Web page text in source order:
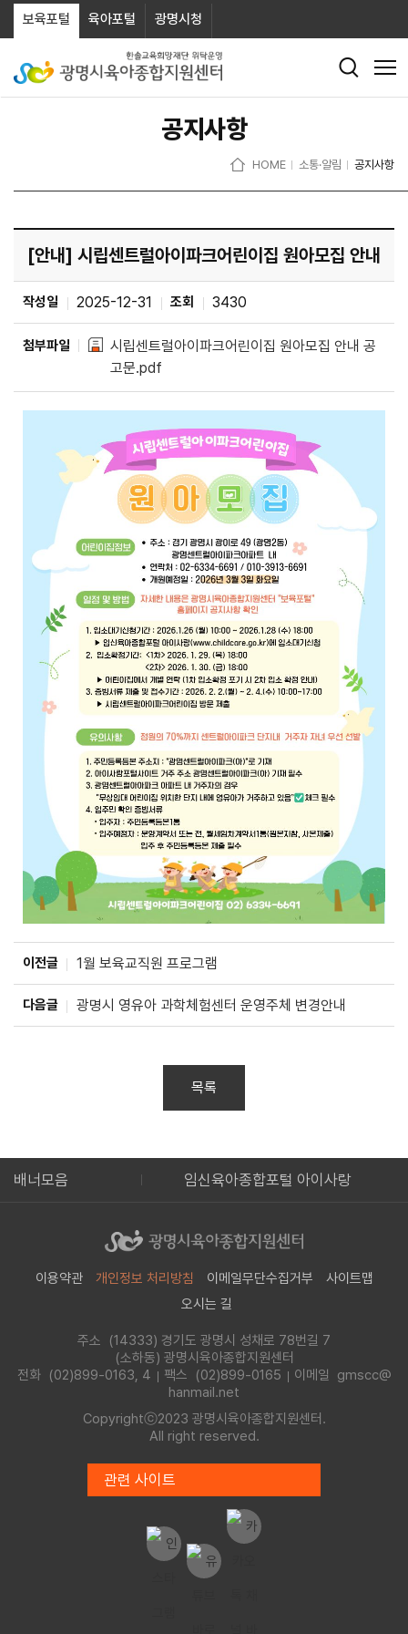
보육포털 육아포털 광명시청
공지사항
HOME 소통·알림 공지사항
[안내] 시립센트럴아이파크어린이집 원아모집 안내
작성일 2025-12-31 조회 3430
첨부파일
시립센트럴아이파크어린이집 원아모집 안내 공
고문.pdf
이전글 1월 보육교직원 프로그램
다음글 광명시 영유아 과학체험센터 운영주체 변경안내
목록
배너모음
지원센터 웹진 임신육아종합포털 아이사랑
이용약관 개인정보 처리방침 이메일무단수집거부
사이트맵
오시는 길
주소 (14333) 경기도 광명시 성채로 78번길 7
(소하동) 광명시육아종합지원센터
전화 (02)899-0163, 4 팩스 (02)899-0165
이메일 gmscc@
hanmail.net
Copyrightⓒ2023 광명시육아종합지원센터.
All right reserved.
관련 사이트